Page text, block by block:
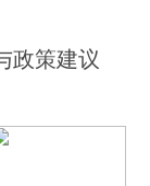
政策建议